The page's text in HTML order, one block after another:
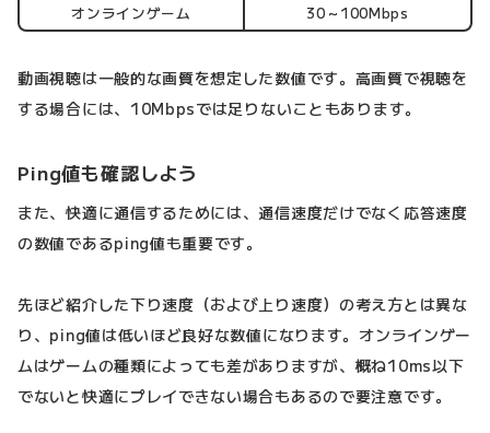
オンラインゲーム
30～100Mbps
動画視聴は一般的な画質を想定した数値です。高画質で視聴を
する場合には、10Mbpsでは足りないこともあります。
Ping値も確認しよう
また、快適に通信するためには、通信速度だけでなく応答速度
の数値であるping値も重要です。
先ほど紹介した下り速度（および上り速度）の考え方とは異な
り、ping値は低いほど良好な数値になります。オンラインゲー
ムはゲームの種類によっても差がありますが、概ね10ms以下
でないと快適にプレイできない場合もあるので要注意です。